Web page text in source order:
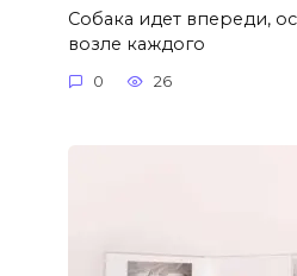
Собака идет впереди,
возле каждого
0 26